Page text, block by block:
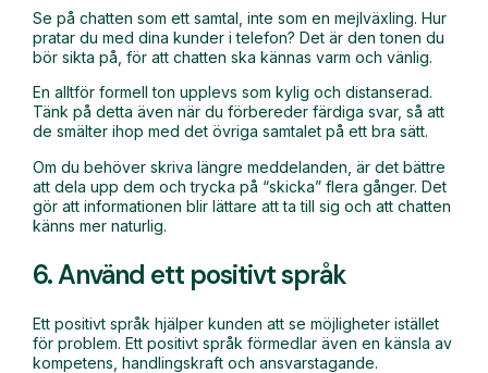
Se på chatten som ett samtal, inte som en mejlväxling. Hur
pratar du med dina kunder i telefon? Det är den tonen du
bör sikta på, för att chatten ska kännas varm och vänlig.
En alltför formell ton upplevs som kylig och distanserad.
Tänk på detta även när du förbereder färdiga svar, så att
de smälter ihop med det övriga samtalet på ett bra sätt.
Om du behöver skriva längre meddelanden, är det bättre
att dela upp dem och trycka på “skicka” flera gånger. Det
gör att informationen blir lättare att ta till sig och att chatten
känns mer naturlig.
6. Använd ett positivt språk
Ett positivt språk hjälper kunden att se möjligheter istället
för problem. Ett positivt språk förmedlar även en känsla av
kompetens, handlingskraft och ansvarstagande.